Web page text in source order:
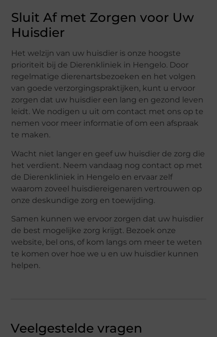
Sluit Af met Zorgen voor Uw
Huisdier
Het welzijn van uw huisdier is onze hoogste
prioriteit bij de Dierenkliniek in Hengelo. Door
regelmatige dierenartsbezoeken en het volgen
van goede verzorgingspraktijken, kunt u ervoor
zorgen dat uw huisdier een lang en gezond leven
leidt. We nodigen u uit om contact met ons op te
nemen voor meer informatie of om een afspraak
te maken.
Wacht niet langer en geef uw huisdier de zorg die
het verdient. Neem vandaag nog contact op met
de Dierenkliniek in Hengelo en ervaar zelf
waarom zoveel huisdiereigenaren vertrouwen op
onze deskundige zorg en toewijding.
Samen kunnen we ervoor zorgen dat uw huisdier
de best mogelijke zorg krijgt. Bezoek onze
website, bel ons, of kom langs om meer te weten
te komen over hoe we u en uw huisdier kunnen
helpen.
Veelgestelde vragen